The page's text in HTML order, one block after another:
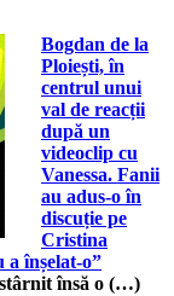
Bogdan de la
Ploiești, în
centrul unui
val de reacții
după un
videoclip cu
Vanessa. Fanii
au adus-o în
discuție pe
Cristina
a înșelat-o”
însă o (…)